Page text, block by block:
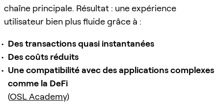
chaîne principale. Résultat : une expérience
utilisateur bien plus fluide grâce à :
Des transactions quasi instantanées
Des coûts réduits
Une compatibilité avec des applications complexes
comme la DeFi
(OSL Academy)